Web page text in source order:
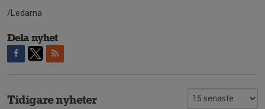
/Ledarna
Dela nyhet
Tidigare nyheter